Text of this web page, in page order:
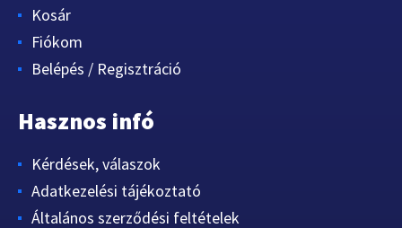
Kosár
Fiókom
Belépés / Regisztráció
Hasznos infó
Kérdések, válaszok
Adatkezelési tájékoztató
Általános szerződési feltételek